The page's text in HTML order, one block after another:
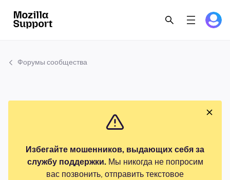
Форумы сообщества
Избегайте мошенников, выдающих себя за
службу поддержки.Мы никогда не попросим
вас позвонить, отправить текстовое